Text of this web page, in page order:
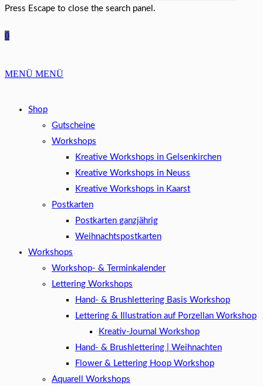
Press Escape to close the search panel.
0
MENÜ MENÜ
Shop
Gutscheine
Workshops
Kreative Workshops in Gelsenkirchen
Kreative Workshops in Neuss
Kreative Workshops in Kaarst
Postkarten
Postkarten ganzjährig
Weihnachtspostkarten
Workshops
Workshop- & Terminkalender
Lettering Workshops
Hand- & Brushlettering Basis Workshop
Lettering & Illustration auf Porzellan Workshop
Kreativ-Journal Workshop
Hand- & Brushlettering | Weihnachten
Flower & Lettering Hoop Workshop
Aquarell Workshops